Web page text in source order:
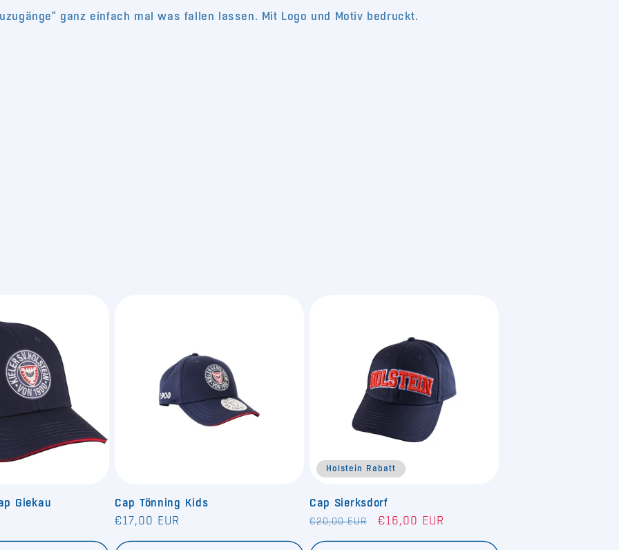
ganz einfach mal was fallen lassen. Mit Logo und Motiv bedruckt.
Giekau Cap Tönning Kids
Normaler
€17,00 EUR
Holstein Rabatt
Cap Sierksdorf
Normaler
€20,00 EUR Verkaufspreis
€16,00 EUR